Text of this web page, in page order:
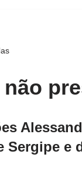
Sergipe e